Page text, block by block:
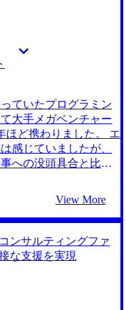
高いファームから内
ないだろうと断って
重要性を認識してお
、転職後は年収500万
伴走するようなファ
の実行支援やマーケ
務に携わる予定で
力を身につけたいと
目の前のプロジェク
働きたいというオー
た。業界の知識はも
ってくれていると感
さんには、同じ外資
丁寧に教えていただ
かった特徴があり、
定ができました。 石
れ、わずか2ヶ月ほど
きたかったファーム
交渉がスムーズに進
職後は年収700万円に
ると、プロジェクト
業界に入れたことは
りにされるような優
輩たちからコンサル
ていたプログラミン
大手メガベンチャー
ほど携わりました。 エ
感じていましたが、
への没頭具合と比べ
とは知っていました
イドへ転換すべきだ
めました。 社内異動
なポストに就ける保
職種も候補にはあり
View More
ンサルティングファ
な支援を実現